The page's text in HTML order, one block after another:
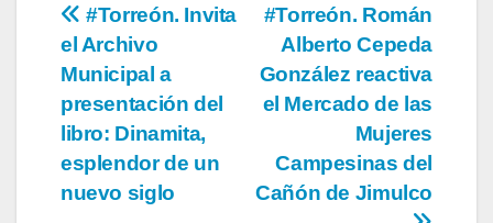
Navegación
de
entradas
#Torreón. Román
Alberto Cepeda
González reactiva
el Mercado de las
Mujeres
Campesinas del
Cañón de Jimulco
#Torreón. Invita
el Archivo
Municipal a
presentación del
libro: Dinamita,
esplendor de un
nuevo siglo